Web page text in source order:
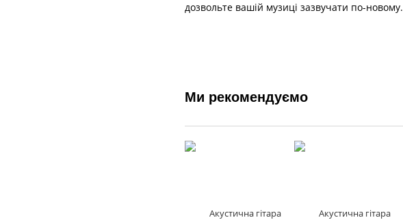
дозвольте вашій музиці зазвучати по-новому.
Ми рекомендуємо